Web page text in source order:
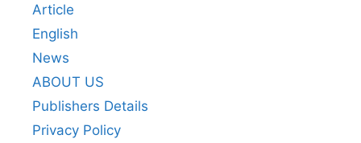
Article
English
News
ABOUT US
Publishers Details
Privacy Policy